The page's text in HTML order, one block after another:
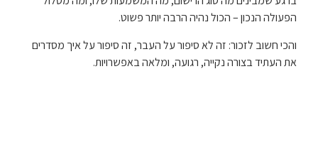
הפעולה הנכון – הכול נהיה הרבה יותר פשוט.
והכי חשוב לזכור: זה לא סיפור על העבר, זה סיפור על איך מסדרים
את העתיד בצורה נקייה, רגועה, ומלאה באפשרויות.